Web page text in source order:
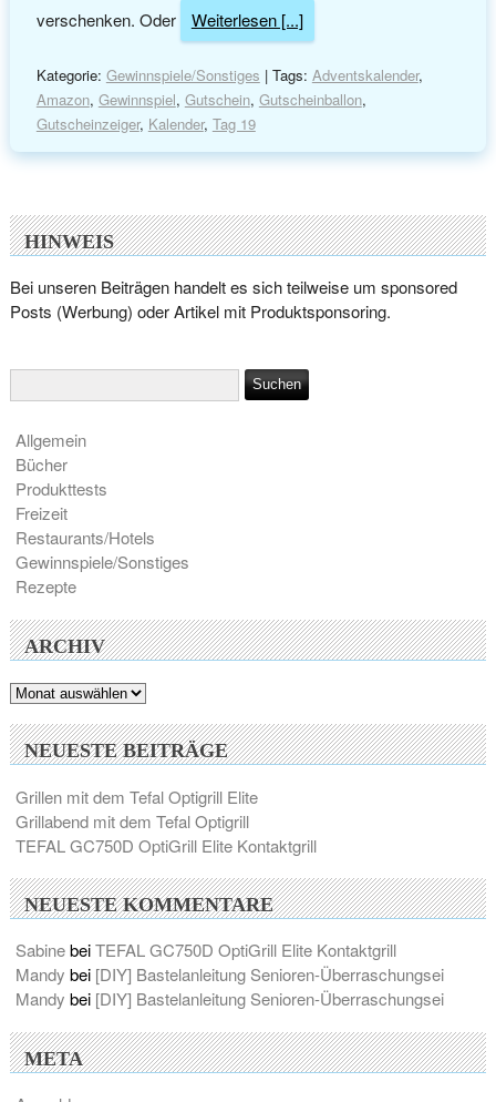
verschenken. Oder
Weiterlesen [...]
Kategorie: Gewinnspiele/Sonstiges | Tags: Adventskalender,
Amazon, Gewinnspiel, Gutschein, Gutscheinballon,
Gutscheinzeiger, Kalender, Tag 19
HINWEIS
Bei unseren Beiträgen handelt es sich teilweise um sponsored
Posts (Werbung) oder Artikel mit Produktsponsoring.
Allgemein
Bücher
Produkttests
Freizeit
Restaurants/Hotels
Gewinnspiele/Sonstiges
Rezepte
ARCHIV
Archiv
NEUESTE BEITRÄGE
Grillen mit dem Tefal Optigrill Elite
Grillabend mit dem Tefal Optigrill
TEFAL GC750D OptiGrill Elite Kontaktgrill
NEUESTE KOMMENTARE
SabinebeiTEFAL GC750D OptiGrill Elite Kontaktgrill
Mandy bei [DIY] Bastelanleitung Senioren-Überraschungsei
Mandy bei [DIY] Bastelanleitung Senioren-Überraschungsei
META